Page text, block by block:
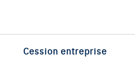
Cession entreprise